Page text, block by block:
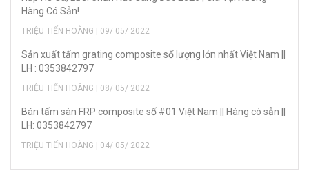
Hàng Có Sẵn!
TRIỆU TIẾN HOÀNG | 09/ 05/ 2022
Sản xuất tấm grating composite số lượng lớn nhất Việt Nam ||
LH : 0353842797
TRIỆU TIẾN HOÀNG | 08/ 05/ 2022
Bán tấm sàn FRP composite số #01 Việt Nam || Hàng có sẵn ||
LH: 0353842797
TRIỆU TIẾN HOÀNG | 04/ 05/ 2022